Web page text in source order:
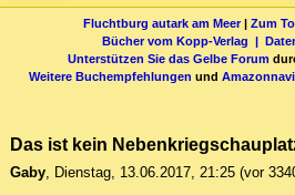
Fluchtburg autark am Meer| Zum
Bücher vom Kopp-Verlag |
Unterstützen Sie das Gelbe Forum
Weitere Buchempfehlungen und
Das ist kein
Gaby, Dienstag, 13.06.2017, 21:25 (vor